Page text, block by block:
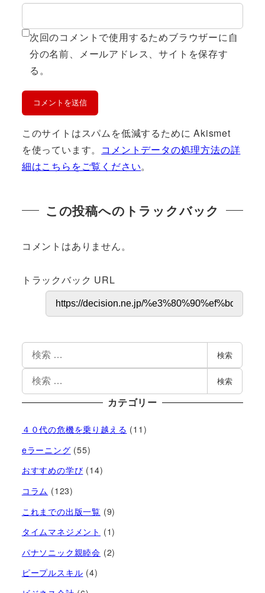
次回のコメントで使用するためブラウザーに自
分の名前、メールアドレス、サイトを保存す
る。
このサイトはスパムを低減するために Akismet
を使っています。 コメントデータの処理方法の詳
細はこちらをご覧ください。
この投稿へのトラックバック
コメントはありません。
トラックバック URL
検索
検索
カテゴリー
４０代の危機を乗り越える (11)
eラーニング (55)
おすすめの学び (14)
コラム (123)
これまでの出版一覧 (9)
タイムマネジメント (1)
パナソニック親睦会 (2)
ピープルスキル (4)